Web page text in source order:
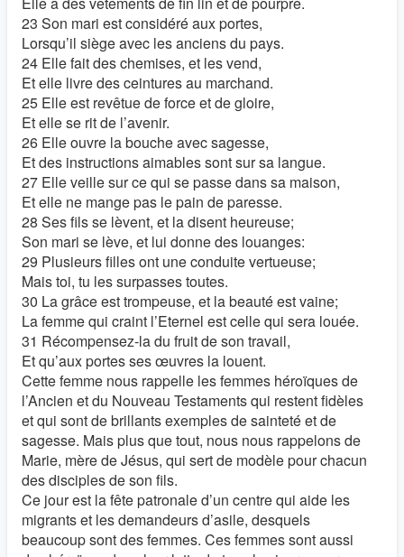
23 Son mari est considéré aux portes,
Lorsqu’il siège avec les anciens du pays.
24 Elle fait des chemises, et les vend,
Et elle livre des ceintures au marchand.
25 Elle est revêtue de force et de gloire,
Et elle se rit de l’avenir.
26 Elle ouvre la bouche avec sagesse,
Et des instructions aimables sont sur sa langue.
27 Elle veille sur ce qui se passe dans sa maison,
Et elle ne mange pas le pain de paresse.
28 Ses fils se lèvent, et la disent heureuse;
Son mari se lève, et lui donne des louanges:
29 Plusieurs filles ont une conduite vertueuse;
Mais toi, tu les surpasses toutes.
30 La grâce est trompeuse, et la beauté est vaine;
La femme qui craint l’Eternel est celle qui sera louée.
31 Récompensez-la du fruit de son travail,
Et qu’aux portes ses œuvres la louent.
Cette femme nous rappelle les femmes héroïques de
l’Ancien et du Nouveau Testaments qui restent fidèles
et qui sont de brillants exemples de sainteté et de
sagesse. Mais plus que tout, nous nous rappelons de
Marie, mère de Jésus, qui sert de modèle pour chacun
des disciples de son fils.
Ce jour est la fête patronale d’un centre qui aide les
migrants et les demandeurs d’asile, desquels
beaucoup sont des femmes. Ces femmes sont aussi